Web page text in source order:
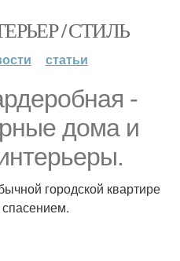
/ СТИЛЬ
статьи
-
дома и
городской квартире